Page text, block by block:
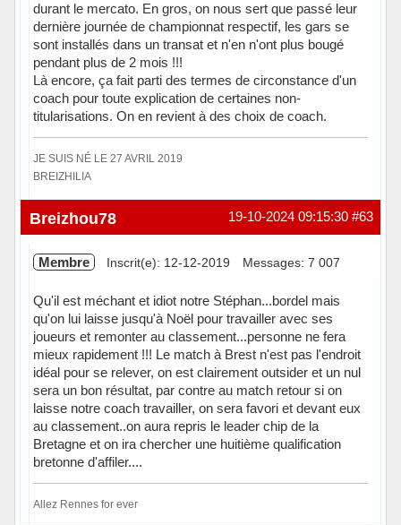
durant le mercato. En gros, on nous sert que passé leur
dernière journée de championnat respectif, les gars se
sont installés dans un transat et n'en n'ont plus bougé
pendant plus de 2 mois !!!
Là encore, ça fait parti des termes de circonstance d'un
coach pour toute explication de certaines non-
titularisations. On en revient à des choix de coach.
JE SUIS NÉ LE 27 AVRIL 2019
BREIZHILIA
Hors ligne #63
19-10-2024 09:15:30
Breizhou78
Membre Inscrit(e): 12-12-2019 Messages: 7 007
Qu'il est méchant et idiot notre Stéphan...bordel mais
qu'on lui laisse jusqu'à Noël pour travailler avec ses
joueurs et remonter au classement...personne ne fera
mieux rapidement !!! Le match à Brest n'est pas l'endroit
idéal pour se relever, on est clairement outsider et un nul
sera un bon résultat, par contre au match retour si on
laisse notre coach travailler, on sera favori et devant eux
au classement..on aura repris le leader chip de la
Bretagne et on ira chercher une huitième qualification
bretonne d'affiler....
Allez Rennes for ever